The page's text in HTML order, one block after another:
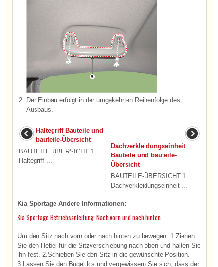
2. Der Einbau erfolgt in der umgekehrten Reihenfolge des
Ausbaus.
Haltegriff Bauteile und
bauteile-Übersicht
BAUTEILE-ÜBERSICHT 1.
Haltegriff ...
Dachverkleidungseinheit
Bauteile und bauteile-
Übersicht
BAUTEILE-ÜBERSICHT 1.
Dachverkleidungseinheit ...
Kia Sportage Andere Informationen:
Kia Sportage Betriebsanleitung: Nach vorn und nach hinten
Um den Sitz nach vorn oder nach hinten zu bewegen: 1.Ziehen
Sie den Hebel für die Sitzverschiebung nach oben und halten Sie
ihn fest. 2.Schieben Sie den Sitz in die gewünschte Position.
3.Lassen Sie den Bügel los und vergewissern Sie sich, dass der